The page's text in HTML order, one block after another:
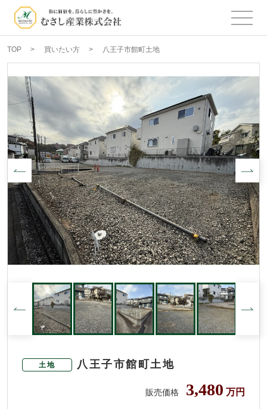
TOP 買いたい方 八王子市館町土地
土地 八王子市館町土地
販売価格 3,480 万円